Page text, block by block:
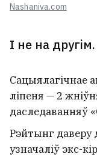
Nashaniva.com
І не на другім.
Сацыялагічнае
ліпеня — 2
даследаванняў
Рэйтынг даверу
узначаліў экс-